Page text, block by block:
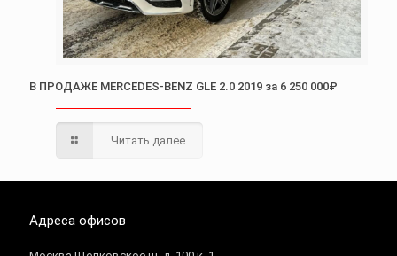
В ПРОДАЖЕ MERCEDES-BENZ GLE 2.0 2019 за 6 250 000₽
Читать далее
Адреса офисов